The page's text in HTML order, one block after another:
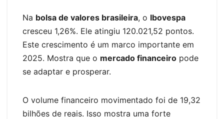
er
Na bolsa de valores brasileira, o Ibovespa
cresceu 1,26%. Ele atingiu 120.021,52 pontos.
Este crescimento é um marco importante em
2025. Mostra que o mercado financeiro pode
se adaptar e prosperar.
O volume financeiro movimentado foi de 19,32
bilhões de reais. Isso mostra uma forte